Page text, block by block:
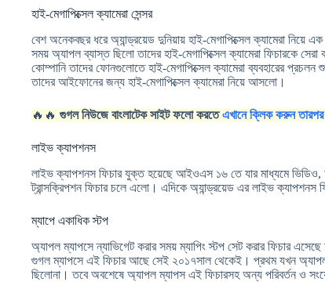
হাই-মেগাপিক্সেল ক্যামেরা সেন্সর
বেশ অনেকবছর ধরে অ্যান্ড্রয়েড দুনিয়ায় হাই-মেগাপিক্সেল ক্যামেরা
সময় অ্যাপল ব্যাস্ত ছিলো তাদের হাই-মেগাপিক্সেল ক্যামেরা ফিচারকে
কোম্পানি তাদের ফোনগুলোতে হাই-মেগাপিক্সেল ক্যামেরা ব্যবহারের
তাদের আইফোনের জন্য হাই-মেগাপিক্সেল ক্যামেরা নিয়ে আসলো।
🔥🔥 গুগল নিউজে বাংলাটেক সাইট ফলো করতেএখানে ক্লিক করুন
লাইভ ক্যাপশনস
লাইভ ক্যাপশনস ফিচার যুক্ত হয়েছে আইওএস ১৬ তে যার মাধ্যমে ভিডিও,
ট্রান্সক্রিপশন ফিচার চলে এলো। এদিকে অ্যান্ড্রয়েড এর লাইভ ক্যাপশনস
ম্যাপে একাধিক স্টপ
অ্যাপল ম্যাপসে ন্যাভিগেট করার সময় ম্যাপিং স্টপ সেট করার ফিচার
গুগল ম্যাপসে এই ফিচার আছে সেই ২০১৭সাল থেকেই। প্রথম যখন অ্যাপল
ছিলোনা। তবে অবশেষে অ্যাপল ম্যাপস এই ফিচারসহ অন্য পরিবর্তন ও